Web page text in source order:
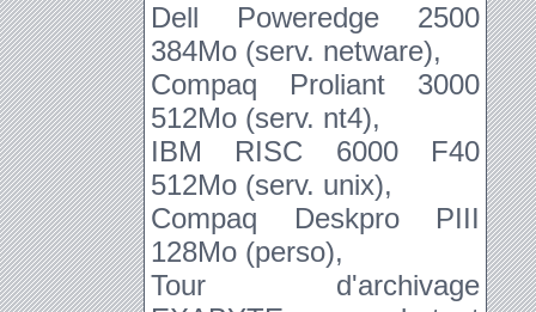
Dell Poweredge 2500
384Mo (serv. netware),
Compaq Proliant 3000
512Mo (serv. nt4),
IBM RISC 6000 F40
512Mo (serv. unix),
Compaq Deskpro PIII
128Mo (perso),
Tour d'archivage